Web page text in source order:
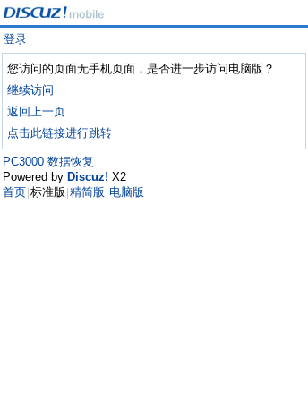
登录
您访问的页面无手机页面，是否进一步访问电脑版？
继续访问
返回上一页
点击此链接进行跳转
PC3000 数据恢复
Powered by Discuz! X2
首页 标准版 精简版 电脑版